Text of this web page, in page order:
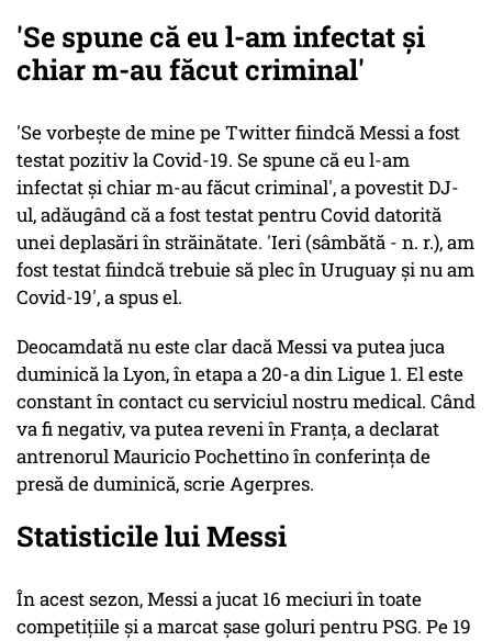
'Se spune că eu l-am infectat şi
chiar m-au făcut criminal'
'Se vorbeşte de mine pe Twitter fiindcă Messi a fost
testat pozitiv la Covid-19. Se spune că eu l-am
infectat şi chiar m-au făcut criminal', a povestit DJ-
ul, adăugând că a fost testat pentru Covid datorită
unei deplasări în străinătate. 'Ieri (sâmbătă - n. r.), am
fost testat fiindcă trebuie să plec în Uruguay şi nu am
Covid-19', a spus el.
Deocamdată nu este clar dacă Messi va putea juca
duminică la Lyon, în etapa a 20-a din Ligue 1. El este
constant în contact cu serviciul nostru medical. Când
va fi negativ, va putea reveni în Franţa, a declarat
antrenorul Mauricio Pochettino în conferinţa de
presă de duminică, scrie Agerpres.
Statisticile lui Messi
În acest sezon, Messi a jucat 16 meciuri în toate
competiţiile şi a marcat şase goluri pentru PSG. Pe 19